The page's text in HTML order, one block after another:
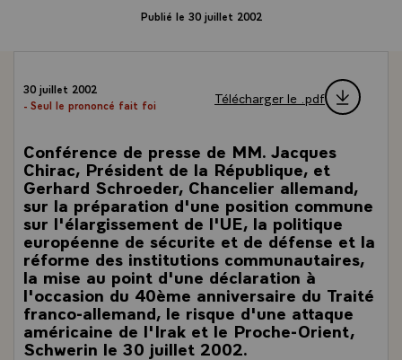
Publié le 30 juillet 2002
30 juillet 2002
- Seul le prononcé fait foi
Télécharger le .pdf
Conférence de presse de MM. Jacques
Chirac, Président de la République, et
Gerhard Schroeder, Chancelier allemand,
sur la préparation d'une position commune
sur l'élargissement de l'UE, la politique
européenne de sécurite et de défense et la
réforme des institutions communautaires,
la mise au point d'une déclaration à
l'occasion du 40ème anniversaire du Traité
franco-allemand, le risque d'une attaque
américaine de l'Irak et le Proche-Orient,
Schwerin le 30 juillet 2002.